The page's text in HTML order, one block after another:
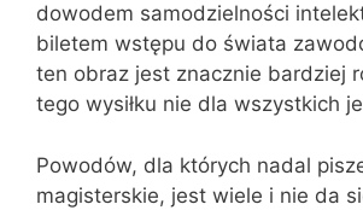
dowodem samodzielności
biletem wstępu do świata
ten obraz jest znacznie bardziej
tego wysiłku nie dla wszystkich
Powodów, dla których nadal
magisterskie, jest wiele i nie da